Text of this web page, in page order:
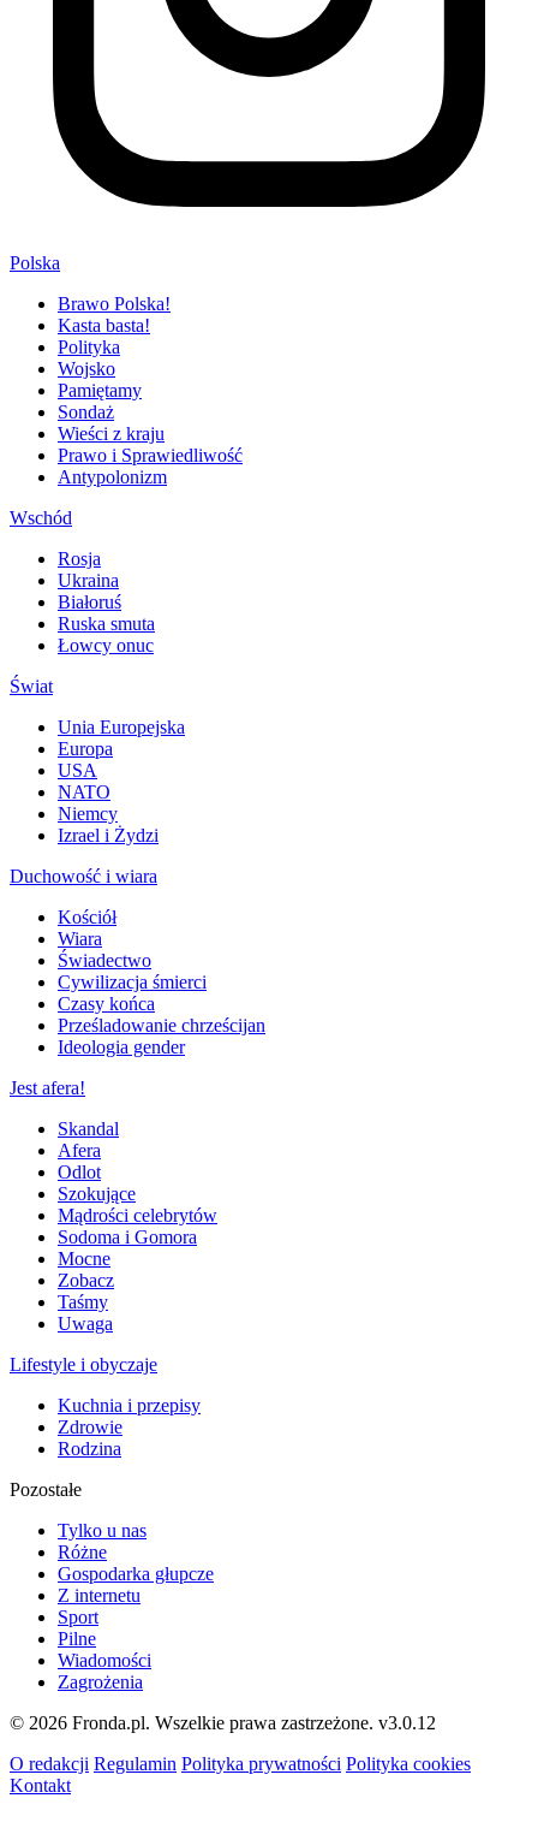
Polska
Brawo Polska!
Kasta basta!
Polityka
Wojsko
Pamiętamy
Sondaż
Wieści z kraju
Prawo i Sprawiedliwość
Antypolonizm
Wschód
Rosja
Ukraina
Białoruś
Ruska smuta
Łowcy onuc
Świat
Unia Europejska
Europa
USA
NATO
Niemcy
Izrael i Żydzi
Duchowość i wiara
Kościół
Wiara
Świadectwo
Cywilizacja śmierci
Czasy końca
Prześladowanie chrześcijan
Ideologia gender
Jest afera!
Skandal
Afera
Odlot
Szokujące
Mądrości celebrytów
Sodoma i Gomora
Mocne
Zobacz
Taśmy
Uwaga
Lifestyle i obyczaje
Kuchnia i przepisy
Zdrowie
Rodzina
Pozostałe
Tylko u nas
Różne
Gospodarka głupcze
Z internetu
Sport
Pilne
Wiadomości
Zagrożenia
© 2026 Fronda.pl. Wszelkie prawa zastrzeżone. v3.0.12
O redakcji Regulamin Polityka prywatności Polityka cookies
Kontakt